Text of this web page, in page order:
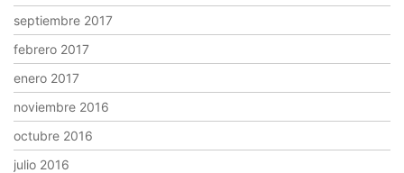
septiembre 2017
febrero 2017
enero 2017
noviembre 2016
octubre 2016
julio 2016